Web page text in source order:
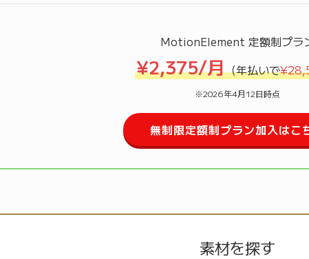
MotionElement 定額制プラ
¥2,375/月（年払いで
※2026年4月12日時点
無制限定額制プラン加入はこ
素材を探す